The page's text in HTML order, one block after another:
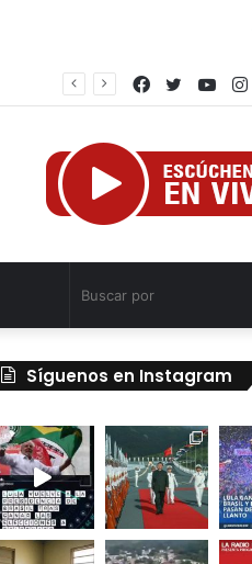
Twitter
Facebook
Síguenos en Instagram